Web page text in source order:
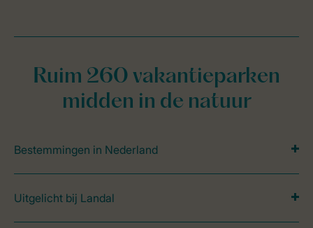
Ruim 260 vakantieparken
midden in de natuur
Bestemmingen in Nederland
Uitgelicht bij Landal